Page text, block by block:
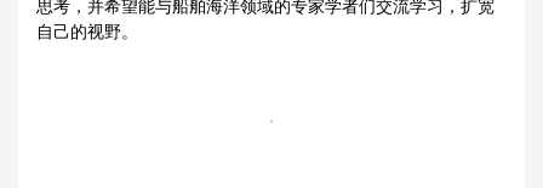
思考，并希望能与船舶海洋领域的专家学者们交流学习，扩宽
自己的视野。